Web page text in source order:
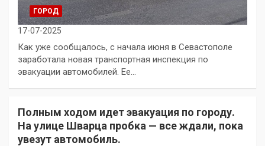
ГОРОД
17-07-2025
Как уже сообщалось, с начала июня в Севастополе
заработала новая транспортная инспекция по
эвакуации автомобилей. Ее…
Полным ходом идет эвакуация по городу.
На улице Шварца пробка — все ждали, пока
увезут автомобиль.